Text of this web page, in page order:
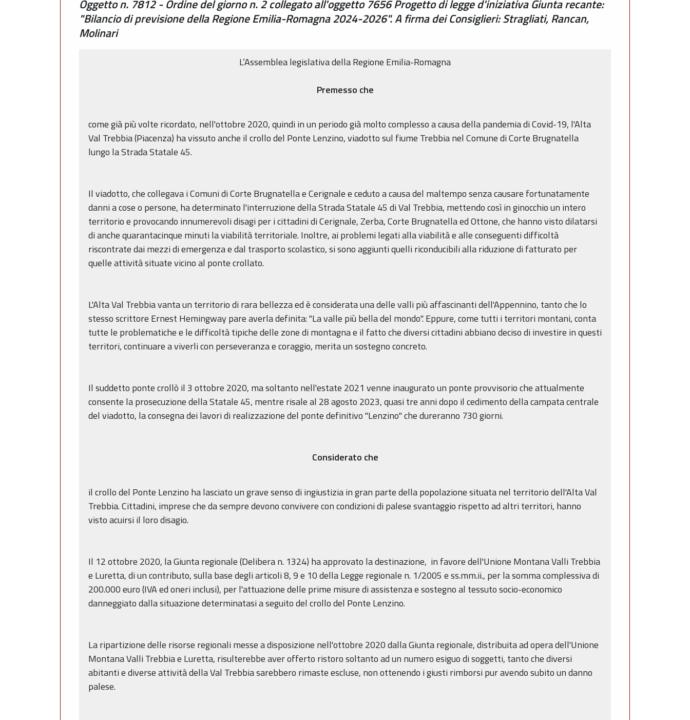
Oggetto n. 7812 - Ordine del giorno n. 2 collegato all'oggetto 7656 Progetto di legge d'iniziativa Giunta recante:
"Bilancio di previsione della Regione Emilia-Romagna 2024-2026". A firma dei Consiglieri: Stragliati, Rancan,
Molinari
L’Assemblea legislativa della Regione Emilia-Romagna
Premesso che
come già più volte ricordato, nell'ottobre 2020, quindi in un periodo già molto complesso a causa della pandemia di Covid-19, l'Alta
Val Trebbia (Piacenza) ha vissuto anche il crollo del Ponte Lenzino, viadotto sul fiume Trebbia nel Comune di Corte Brugnatella
lungo la Strada Statale 45.
Il viadotto, che collegava i Comuni di Corte Brugnatella e Cerignale e ceduto a causa del maltempo senza causare fortunatamente
danni a cose o persone, ha determinato l'interruzione della Strada Statale 45 di Val Trebbia, mettendo così in ginocchio un intero
territorio e provocando innumerevoli disagi per i cittadini di Cerignale, Zerba, Corte Brugnatella ed Ottone, che hanno visto dilatarsi
di anche quarantacinque minuti la viabilità territoriale. Inoltre, ai problemi legati alla viabilità e alle conseguenti difficoltà
riscontrate dai mezzi di emergenza e dal trasporto scolastico, si sono aggiunti quelli riconducibili alla riduzione di fatturato per
quelle attività situate vicino al ponte crollato.
L'Alta Val Trebbia vanta un territorio di rara bellezza ed è considerata una delle valli più affascinanti dell'Appennino, tanto che lo
stesso scrittore Ernest Hemingway pare averla definita: "La valle più bella del mondo". Eppure, come tutti i territori montani, conta
tutte le problematiche e le difficoltà tipiche delle zone di montagna e il fatto che diversi cittadini abbiano deciso di investire in questi
territori, continuare a viverli con perseveranza e coraggio, merita un sostegno concreto.
Il suddetto ponte crollò il 3 ottobre 2020, ma soltanto nell'estate 2021 venne inaugurato un ponte provvisorio che attualmente
consente la prosecuzione della Statale 45, mentre risale al 28 agosto 2023, quasi tre anni dopo il cedimento della campata centrale
del viadotto, la consegna dei lavori di realizzazione del ponte definitivo "Lenzino" che dureranno 730 giorni.
Considerato che
il crollo del Ponte Lenzino ha lasciato un grave senso di ingiustizia in gran parte della popolazione situata nel territorio dell'Alta Val
Trebbia. Cittadini, imprese che da sempre devono convivere con condizioni di palese svantaggio rispetto ad altri territori, hanno
visto acuirsi il loro disagio.
Il 12 ottobre 2020, la Giunta regionale (Delibera n. 1324) ha approvato la destinazione, in favore dell'Unione Montana Valli Trebbia
e Luretta, di un contributo, sulla base degli articoli 8, 9 e 10 della Legge regionale n. 1/2005 e ss.mm.ii., per la somma complessiva di
200.000 euro (IVA ed oneri inclusi), per l'attuazione delle prime misure di assistenza e sostegno al tessuto socio-economico
danneggiato dalla situazione determinatasi a seguito del crollo del Ponte Lenzino.
La ripartizione delle risorse regionali messe a disposizione nell'ottobre 2020 dalla Giunta regionale, distribuita ad opera dell'Unione
Montana Valli Trebbia e Luretta, risulterebbe aver offerto ristoro soltanto ad un numero esiguo di soggetti, tanto che diversi
abitanti e diverse attività della Val Trebbia sarebbero rimaste escluse, non ottenendo i giusti rimborsi pur avendo subito un danno
palese.